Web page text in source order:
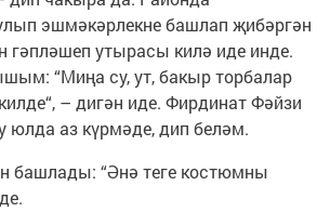
эшмәкәрлекне башлап җибәргән
гәпләшеп утырасы килә иде инде.
“Миңа су, ут, бакыр торбалар
– дигән иде. Фирдинат Фәйзи
юлда аз күрмәде, дип беләм.
башлады: “Әнә теге костюмны